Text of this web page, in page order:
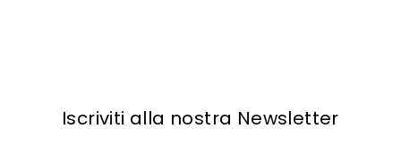
Iscriviti alla nostra Newsletter